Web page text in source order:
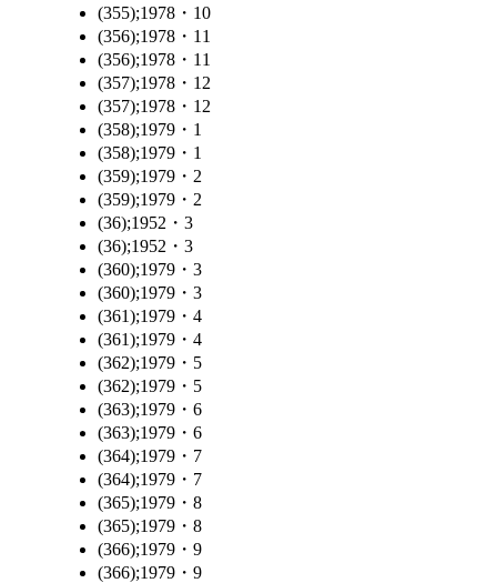
(355);1978・10
(356);1978・11
(356);1978・11
(357);1978・12
(357);1978・12
(358);1979・1
(358);1979・1
(359);1979・2
(359);1979・2
(36);1952・3
(36);1952・3
(360);1979・3
(360);1979・3
(361);1979・4
(361);1979・4
(362);1979・5
(362);1979・5
(363);1979・6
(363);1979・6
(364);1979・7
(364);1979・7
(365);1979・8
(365);1979・8
(366);1979・9
(366);1979・9